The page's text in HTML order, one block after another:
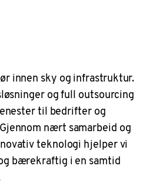
innen sky og infrastruktur.
og full outsourcing
til bedrifter og
nært samarbeid og
teknologi hjelper vi
bærekraftig i en samtid